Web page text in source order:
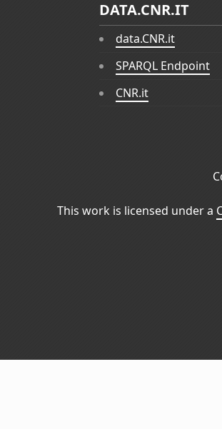
DATA.CNR.IT
data.CNR.it
SPARQL Endpoint
CNR.it
This work is licensed under a